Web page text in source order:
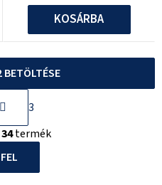
KOSÁRBA
L
i
s
t
L
a
p
o
z
3
34termék
FEL